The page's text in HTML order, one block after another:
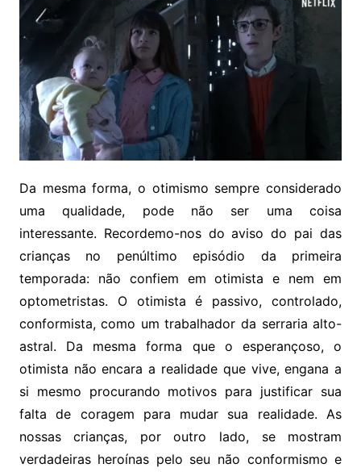
Da mesma forma, o otimismo sempre considerado
uma qualidade, pode não ser uma coisa
interessante. Recordemo-nos do aviso do pai das
crianças no penúltimo episódio da primeira
temporada: não confiem em otimista e nem em
optometristas. O otimista é passivo, controlado,
conformista, como um trabalhador da serraria alto-
astral. Da mesma forma que o esperançoso, o
otimista não encara a realidade que vive, engana a
si mesmo procurando motivos para justificar sua
falta de coragem para mudar sua realidade. As
nossas crianças, por outro lado, se mostram
verdadeiras heroínas pelo seu não conformismo e